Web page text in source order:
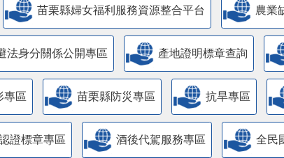
苗栗縣婦女福利服務資源整合平台 農業
法身分關係公開專區 產地證明標章查詢
專區 苗栗縣防災專區 抗旱專區
證標章專區 酒後代駕服務專區 全民